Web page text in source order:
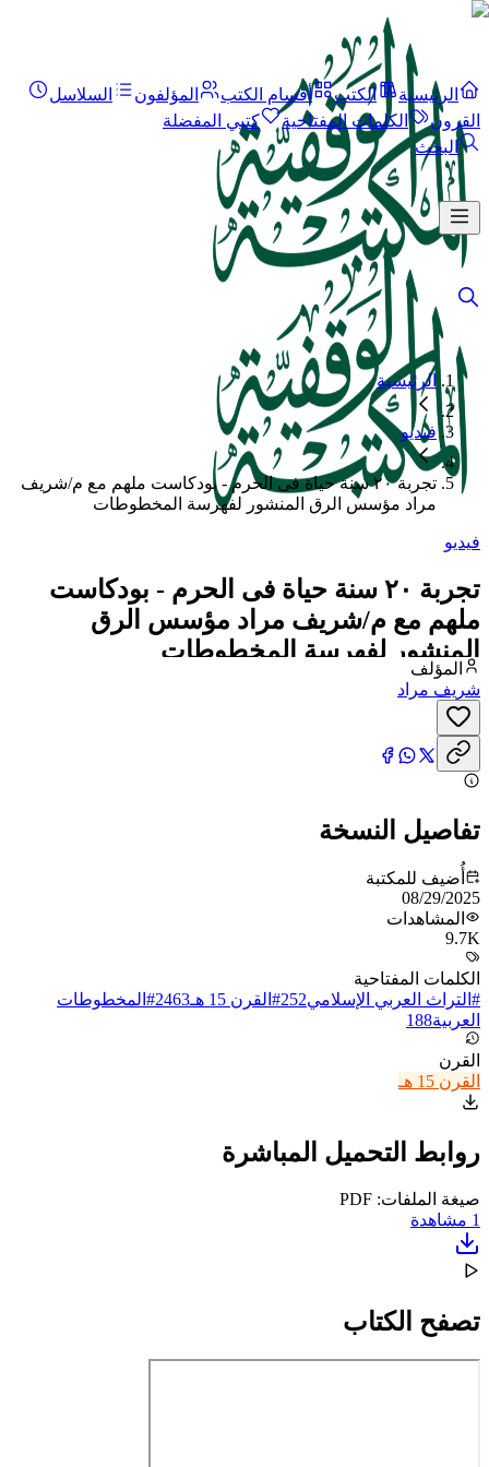
الرئيسية الكتب أقسام الكتب المؤلفون
السلاسل
القرون
الكلمات المفتاحية
كتبي المفضلة
البحث
الرئيسية
فيديو
تجربة ٢٠ سنة حياة فى الحرم - بودكاست ملهم مع م/شريف
مراد مؤسس الرق المنشور لفهرسة المخطوطات
فيديو
تجربة ٢٠ سنة حياة فى الحرم - بودكاست
ملهم مع م/شريف مراد مؤسس الرق
المنشور لفهرسة المخطوطات
المؤلف
شريف مراد
تفاصيل النسخة
أُضيف للمكتبة
08/29/2025
المشاهدات
9.7K
الكلمات المفتاحية
# التراث العربي الإسلامي252
# القرن 15 هـ 2463
# المخطوطات
العربية188
القرن
القرن 15 هـ
روابط التحميل المباشرة
صيغة الملفات: PDF
1 مشاهدة
تصفح الكتاب